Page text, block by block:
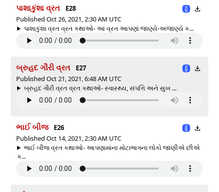
પાશાકુંશા વ્રત
E28
Published Oct 26, 2021, 2:30 AM UTC
પાશાકુંશા વ્રત વ્રત કથાઓ- આ વ્રત આપણાં જાણ્યે-અજાણ્યે ક...
બ્રુહદ ગૌરી વ્રત
E27
Published Oct 21, 2021, 6:48 AM UTC
બ્રુહદ ગૌરી વ્રત વ્રત કથાઓ- સ્વાસ્થ્ય, સંપત્તિ અને સુખ ...
ભાઈ બીજ
E26
Published Oct 14, 2021, 2:30 AM UTC
ભાઈ બીજ વ્રત કથાઓ- આપણામાંના મોટાભાગના લોકો જાણીએ છીએ
ક...